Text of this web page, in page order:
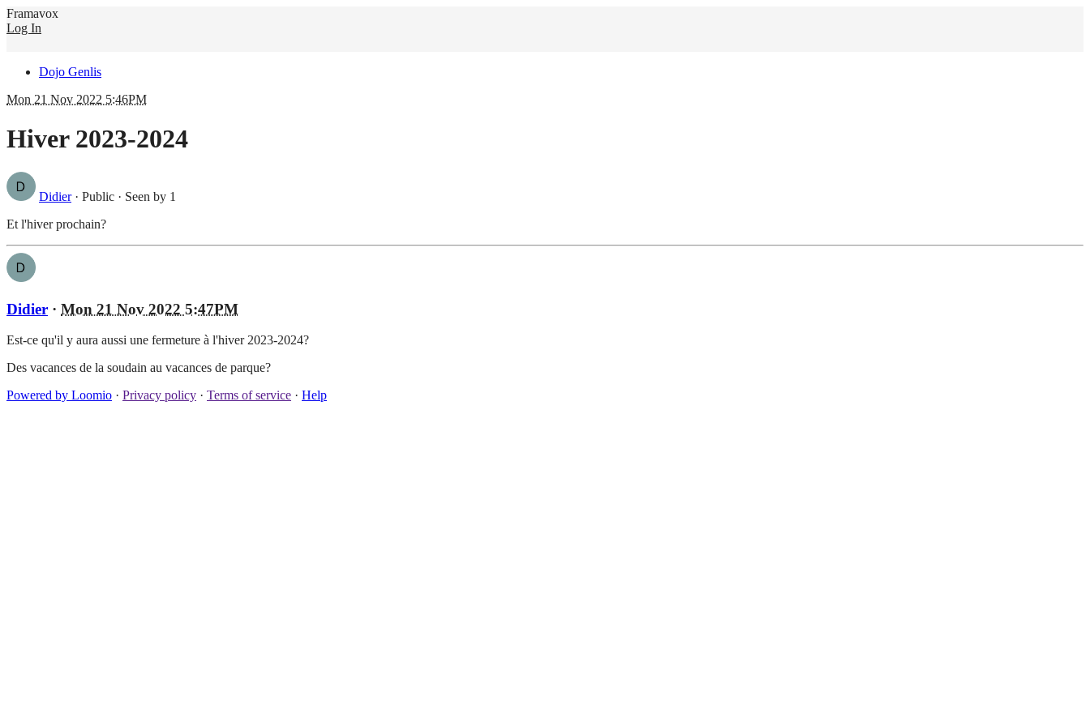
Framavox
Log In
Dojo Genlis
Mon 21 Nov 2022 5:46PM
Hiver 2023-2024
Didier · Public · Seen by 1
Et l'hiver prochain?
Didier · Mon 21 Nov 2022 5:47PM
Est-ce qu'il y aura aussi une fermeture à l'hiver 2023-2024?
Des vacances de la soudain au vacances de parque?
Powered by Loomio · Privacy policy · Terms of service · Help